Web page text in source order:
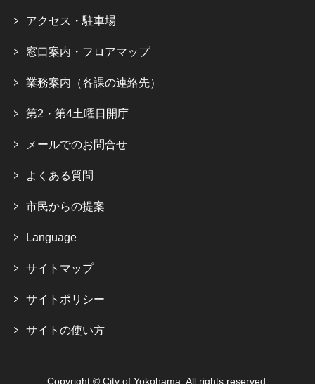
アクセス・駐車場
窓口案内・フロアマップ
業務案内（各課の連絡先）
第2・第4土曜日開庁
メールでのお問合せ
よくある質問
市民からの提案
Language
サイトマップ
サイトポリシー
サイトの使い方
Copyright © City of Yokohama. All rights reserved.